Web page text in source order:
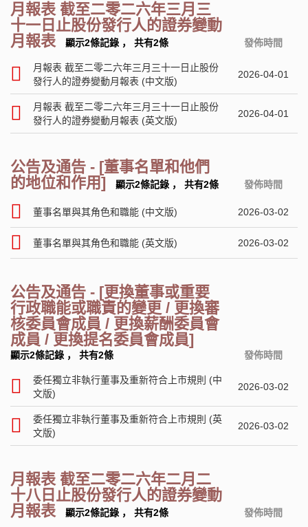
月報表 截至二零二六年三月三
十一日止股份發行人的證券變動
月報表
顯示2條記錄 ， 共有2條 發佈時間
月報表 截至二零二六年三月三十一日止股份
發行人的證券變動月報表 (中文版)
2026-04-01
月報表 截至二零二六年三月三十一日止股份
發行人的證券變動月報表 (英文版)
2026-04-01
公告及通告 - [董事名單和他們
的地位和作用]
顯示2條記錄 ， 共有2條 發佈時間
董事名單與其角色和職能 (中文版) 2026-03-02
董事名單與其角色和職能 (英文版) 2026-03-02
公告及通告 - [更換董事或重要
行政職能或職責的變更 / 更換審
核委員會成員 / 更換薪酬委員會
成員 / 更換提名委員會成員]
顯示2條記錄 ， 共有2條 發佈時間
委任獨立非執行董事及重新符合上市規則 (中
文版)
2026-03-02
委任獨立非執行董事及重新符合上市規則 (英
文版)
2026-03-02
月報表 截至二零二六年二月二
十八日止股份發行人的證券變動
月報表
顯示2條記錄 ， 共有2條 發佈時間